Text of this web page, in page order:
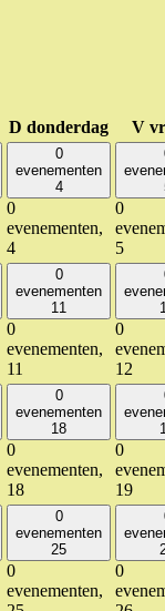
D donderdag V
0
evenementen
4
0
evenementen,
4
0
5
0
evenementen
11
0
evenementen,
11
0
12
0
evenementen
18
0
evenementen,
18
0
19
0
evenementen
25
0
evenementen,
0